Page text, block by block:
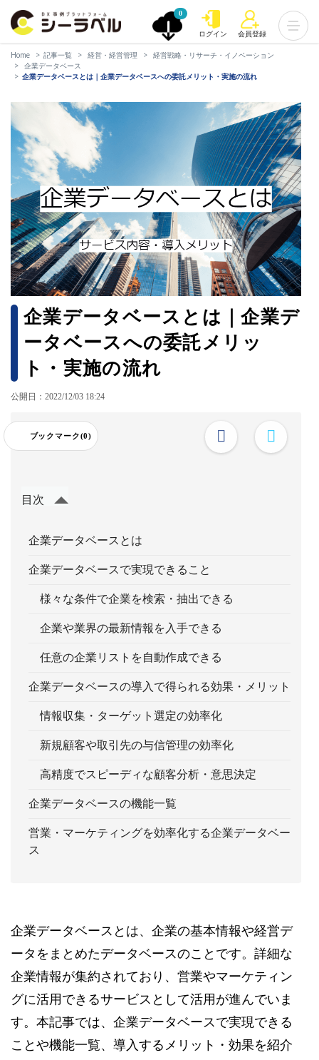
0
ログイン 会員登録
Home 記事一覧 経営・経営管理
経営戦略・リサーチ・イノベーション
企業データベース
企業データベースとは｜企業データベースへの委託メリット・実施の流れ
企業データベースとは｜企業デ
ータベースへの委託メリッ
ト・実施の流れ
公開日：2022/12/03 18:24
ブックマーク(0)
目次
企業データベースとは
企業データベースで実現できること
様々な条件で企業を検索・抽出できる
企業や業界の最新情報を入手できる
任意の企業リストを自動作成できる
企業データベースの導入で得られる効果・メリット
情報収集・ターゲット選定の効率化
新規顧客や取引先の与信管理の効率化
高精度でスピーディな顧客分析・意思決定
企業データベースの機能一覧
営業・マーケティングを効率化する企業データベー
ス
企業データベースとは、企業の基本情報や経営デ
ータをまとめたデータベースのことです。詳細な
企業情報が集約されており、営業やマーケティン
グに活用できるサービスとして活用が進んでいま
す。本記事では、企業データベースで実現できる
ことや機能一覧、導入するメリット・効果を紹介